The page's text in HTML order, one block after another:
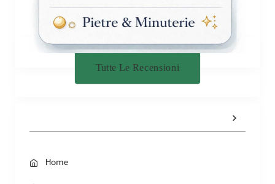
Tutte Le Recensioni
Home